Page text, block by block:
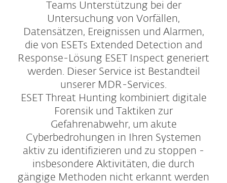
Teams Unterstützung bei der
Untersuchung von Vorfällen,
Datensätzen, Ereignissen und Alarmen,
die von ESETs Extended Detection and
Response-Lösung ESET Inspect generiert
werden. Dieser Service ist Bestandteil
unserer MDR-Services.
ESET Threat Hunting kombiniert digitale
Forensik und Taktiken zur
Gefahrenabwehr, um akute
Cyberbedrohungen in Ihren Systemen
aktiv zu identifizieren und zu stoppen -
insbesondere Aktivitäten, die durch
gängige Methoden nicht erkannt werden